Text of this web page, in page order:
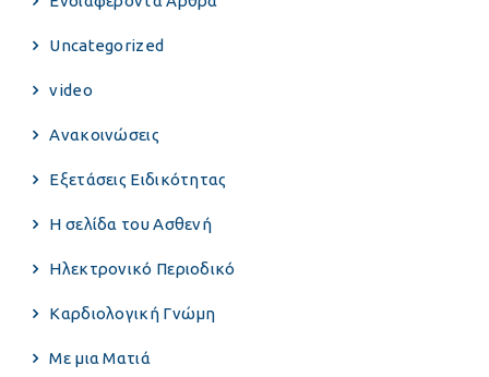
Uncategorized
video
Ανακοινώσεις
Εξετάσεις Ειδικότητας
Η σελίδα του Ασθενή
Ηλεκτρονικό Περιοδικό
Καρδιολογική Γνώμη
Με μια Ματιά